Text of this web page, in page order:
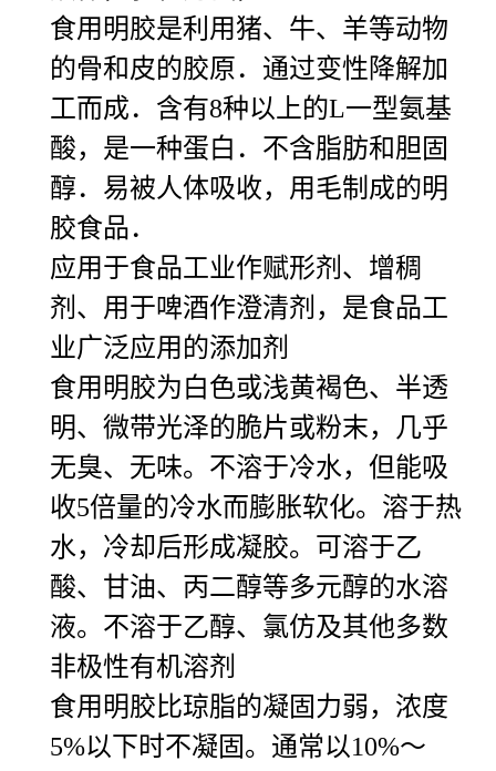
食用明胶是利用猪、牛、羊等动物
的骨和皮的胶原．通过变性降解加
工而成．含有8种以上的L一型氨基
酸，是一种蛋白．不含脂肪和胆固
醇．易被人体吸收，用毛制成的明
胶食品．
应用于食品工业作赋形剂、增稠
剂、用于啤酒作澄清剂，是食品工
业广泛应用的添加剂
食用明胶为白色或浅黄褐色、半透
明、微带光泽的脆片或粉末，几乎
无臭、无味。不溶于冷水，但能吸
收5倍量的冷水而膨胀软化。溶于热
水，冷却后形成凝胶。可溶于乙
酸、甘油、丙二醇等多元醇的水溶
液。不溶于乙醇、氯仿及其他多数
非极性有机溶剂
食用明胶比琼脂的凝固力弱，浓度
5%以下时不凝固。通常以10%～